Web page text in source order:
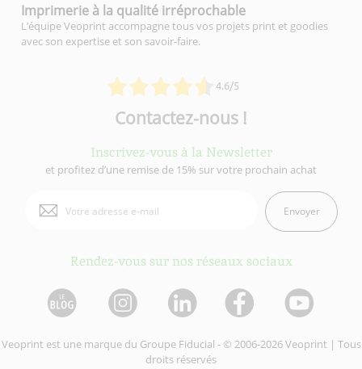
4.6/5
Imprimerie à la qualité irréprochable
L’équipe Veoprint accompagne tous vos projets print et goodies
avec son expertise et son savoir-faire.
Contactez-nous !
Inscrivez-vous à la Newsletter
et profitez d’une remise de 15% sur votre prochain achat
Envoyer
Rendez-vous sur nos réseaux sociaux
Veoprint est une marque du Groupe Fiducial - © 2006-2026 Veoprint | Tous
droits réservés